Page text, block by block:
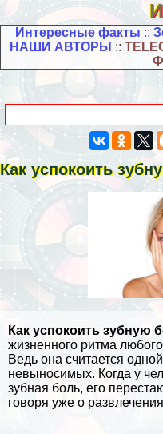
Интересные факты ::
НАШИ АВТОРЫ ::
Как успокоить
Как успокоить зубную
жизненного ритма
Ведь она считается
невыносимых. Когда у
зубная боль, его
говоря уже о